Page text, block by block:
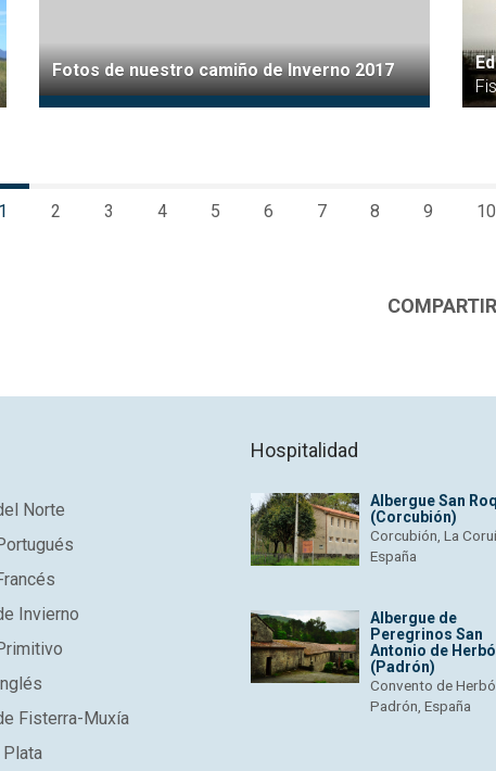
Fotos de nuestro camiño de Inverno 2017
1 2 3 4 5 6 7 8 9 10
Norte
Invierno
Fisterra-Muxía
Hospitalidad
Albergue San
(Corcubión)
Corcubión, La
España
Albergue de
Peregrinos San
Antonio de
(Padrón)
Convento de
Padrón, España